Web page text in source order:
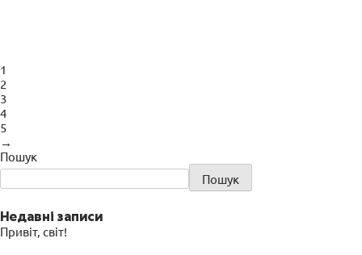
1
2
3
4
5
→
Пошук
Пошук
Недавні записи
Привіт, світ!